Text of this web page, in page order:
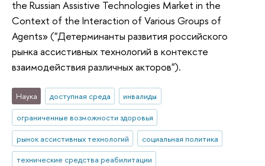
the Russian Assistive Technologies Market in the
Context of the Interaction of Various Groups of
Agents» ("Детерминанты развития российского
рынка ассистивных технологий в контексте
взаимодействия различных акторов").
Наука доступная среда
инвалиды
ограниченные возможности здоровья
рынок ассистивных технологий
социальная политика
технические средства реабилитации